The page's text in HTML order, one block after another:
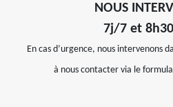
NOUS
7j/7 et
En cas d’urgence, nous intervenons
à nous contacter via le